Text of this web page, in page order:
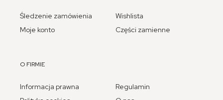
Śledzenie zamówienia
Moje konto
Wishlista
Części zamienne
O FIRMIE
Informacja prawna
Regulamin